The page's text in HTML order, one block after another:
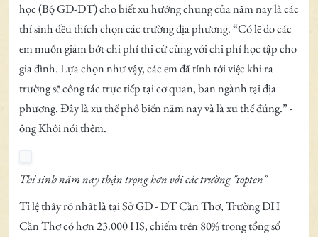
học (Bộ GD-ĐT) cho biết xu hướng chung của năm nay là các
thí sinh đều thích chọn các trường địa phương. “Có lẽ do các
em muốn giảm bớt chi phí thi cử cùng với chi phí học tập cho
gia đình. Lựa chọn như vậy, các em đã tính tới việc khi ra
trường sẽ công tác trực tiếp tại cơ quan, ban ngành tại địa
phương. Đây là xu thế phổ biến năm nay và là xu thế đúng.” -
ông Khôi nói thêm.
Thí sinh năm nay thận trọng hơn với các trường "topten"
Tỉ lệ thấy rõ nhất là tại Sở GD - ĐT Cần Thơ, Trường ĐH
Cần Thơ có hơn 23.000 HS, chiếm trên 80% trong tổng số